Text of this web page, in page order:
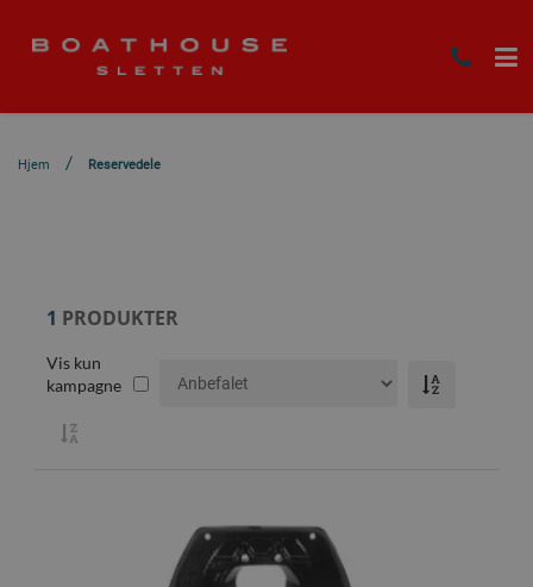
Hjem Reservedele
1 PRODUKTER
Vis kun
kampagne